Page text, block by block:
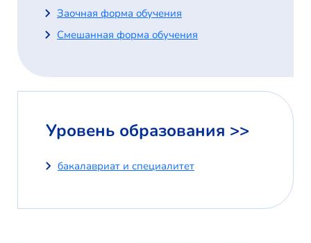
Заочная форма обучения
Смешанная форма обучения
Уровень образования >>
бакалавриат и специалитет